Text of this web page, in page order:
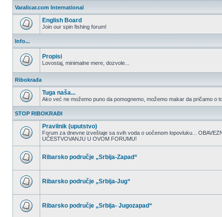
postova
Varalicar.com International
English Board
Join our spin fishing forum!
Info...
nepročitanih
postova
Propisi
Lovostaj, minimalne mere, dozvole...
Ribokrađa
postova
Tuga naša...
Ako već ne možemo puno da pomognemo, možemo makar da pričamo o
STOP RIBOKRAĐI
Nema
nepročitanih
Pravilnik (uputstvo)
Forum za dnevne izveštaje sa svih voda o uočenom lopovluku...
UČESTVOVANJU U OVOM FORUMU!
nepročitanih
Ribarsko područje „Srbija-Zapad“
nepročitanih
Ribarsko područje „Srbija-Jug“
Ribarsko područje „Srbija- Jugozapad“